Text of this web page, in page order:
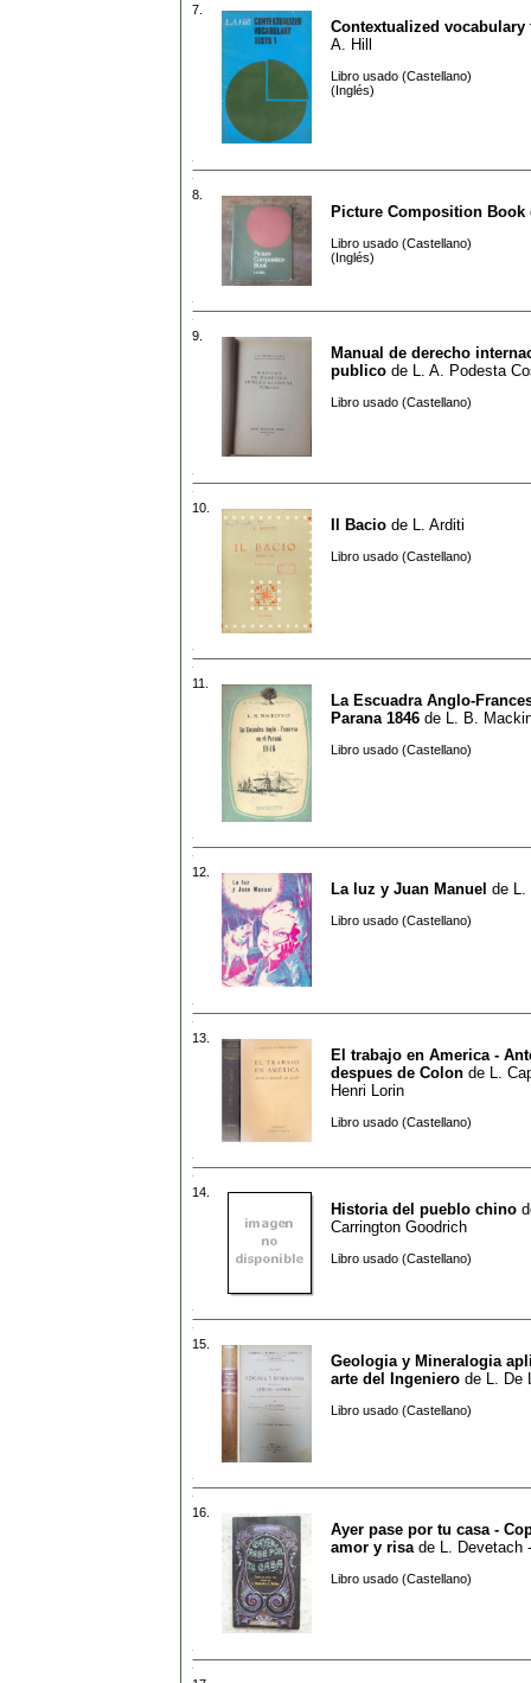
7.
Contextualized vocabulary
A. Hill
Libro usado (Castellano)
(Inglés)
8.
Picture Composition Book
Libro usado (Castellano)
(Inglés)
9.
Manual de derecho
publico de L. A. Podesta
Libro usado (Castellano)
10.
Il Bacio de L. Arditi
Libro usado (Castellano)
11.
La Escuadra Anglo-
Parana 1846 de L. B.
Libro usado (Castellano)
12.
La luz y Juan Manuel de
Libro usado (Castellano)
13.
El trabajo en America -
despues de Colon de
L.
Henri Lorin
Libro usado (Castellano)
14.
Historia del pueblo chino
Carrington Goodrich
Libro usado (Castellano)
15.
Geologia y Mineralogia
arte del Ingeniero de L.
Libro usado (Castellano)
16.
Ayer pase por tu casa -
amor y risa de L. Devetach
Libro usado (Castellano)